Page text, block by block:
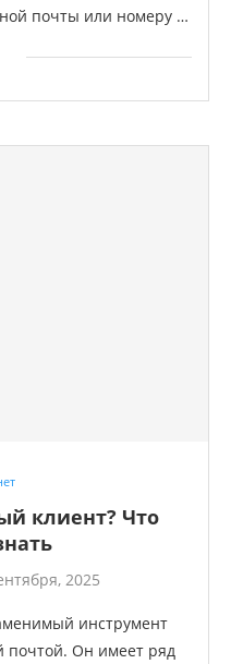
почты или номеру …
клиент? Что
2025
инструмент
почтой. Он имеет ряд